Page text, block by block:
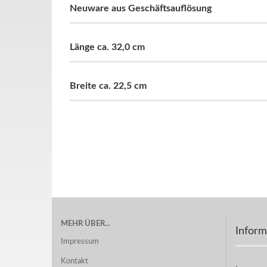
Neuware aus Geschäftsauflösung
Länge ca. 32,0 cm
Breite ca. 22,5 cm
MEHR ÜBER...
Impressum
Kontakt